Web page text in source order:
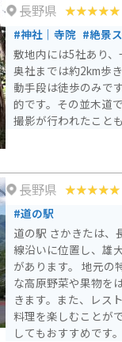
長野県
#神社｜寺院 #絶景
敷地内には5社あり
奥社までは約2km歩
動手段は徒歩のみで
的です。その並木道
撮影が行われたこと
長野県
#道の駅
道の駅 さかきたは、
線沿いに位置し、雄
があります。 地元の特産品を販売する農産物直売所では、新鮮
な高原野菜や果物を
きます。また、レス
料理を楽しむことができます。 バイクツー
してもおすすめです